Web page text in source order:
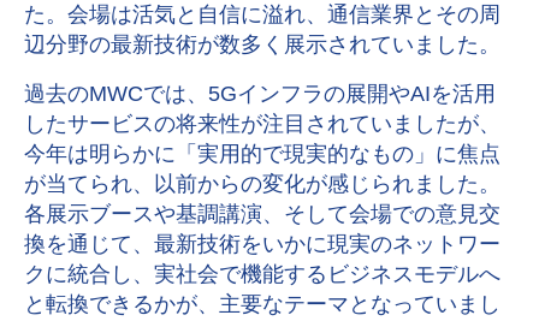
た。会場は活気と自信に溢れ、通信業界とその周
辺分野の最新技術が数多く展示されていました。
過去のMWCでは、 5Gインフラの展開やAIを活用
したサービスの将来性が注目されていましたが、
今年は明らかに「実用的で現実的なもの」に焦点
が当てられ、以前からの変化が感じられました。
各展示ブースや基調講演、そして会場での意見交
換を通じて、最新技術をいかに現実のネットワー
クに統合し、実社会で機能するビジネスモデルへ
と転換できるかが、主要なテーマとなっていまし